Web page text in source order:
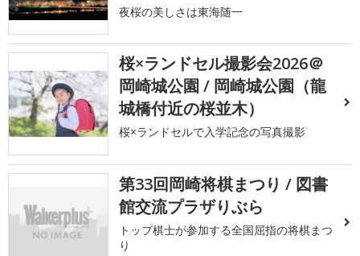
夜桜の美しさは東海随一
桜×ランドセル撮影会2026＠
岡崎城公園 / 岡崎城公園（龍
城橋付近の桜並木）
桜×ランドセルで入学記念の写真撮影
第33回岡崎将棋まつり / 図書
館交流プラザりぶら
トップ棋士が参加する全国屈指の将棋まつ
り